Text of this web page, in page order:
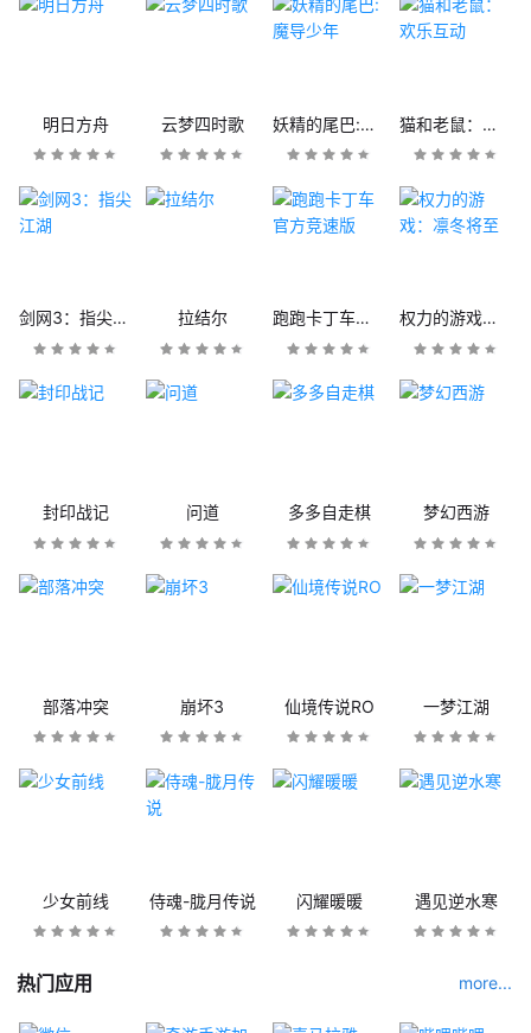
明日方舟 云梦四时歌 妖精的尾巴:魔导少年 猫和老鼠：欢乐互动
剑网3：指尖江湖 拉结尔 跑跑卡丁车官方竞速版 权力的游戏：凛冬将至
封印战记 问道 多多自走棋 梦幻西游
部落冲突 崩坏3 仙境传说RO 一梦江湖
少女前线 侍魂-胧月传说 闪耀暖暖 遇见逆水寒
热门应用 more...